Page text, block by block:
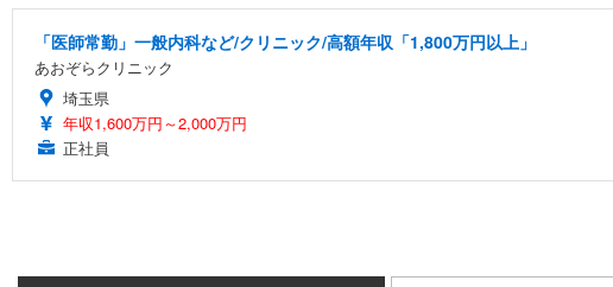
「医師常勤」一般内科など/クリニック/高額年収「1,800万円以上」
あおぞらクリニック
埼玉県
年収1,600万円～2,000万円
正社員